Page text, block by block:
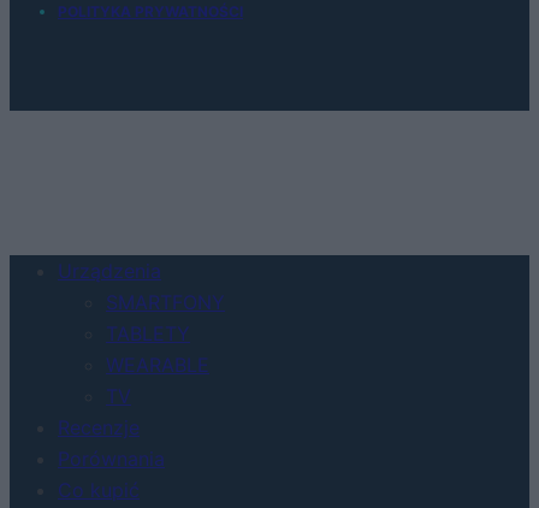
POLITYKA PRYWATNOŚCI
Urządzenia
SMARTFONY
TABLETY
WEARABLE
TV
Recenzje
Porównania
Co kupić